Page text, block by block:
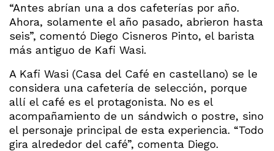
“Antes abrían una a dos cafeterías por año.
Ahora, solamente el año pasado, abrieron hasta
seis”, comentó Diego Cisneros Pinto, el barista
más antiguo de Kafi Wasi.
A Kafi Wasi (Casa del Café en castellano) se le
considera una cafetería de selección, porque
allí el café es el protagonista. No es el
acompañamiento de un sándwich o postre, sino
el personaje principal de esta experiencia. “Todo
gira alrededor del café”, comenta Diego.